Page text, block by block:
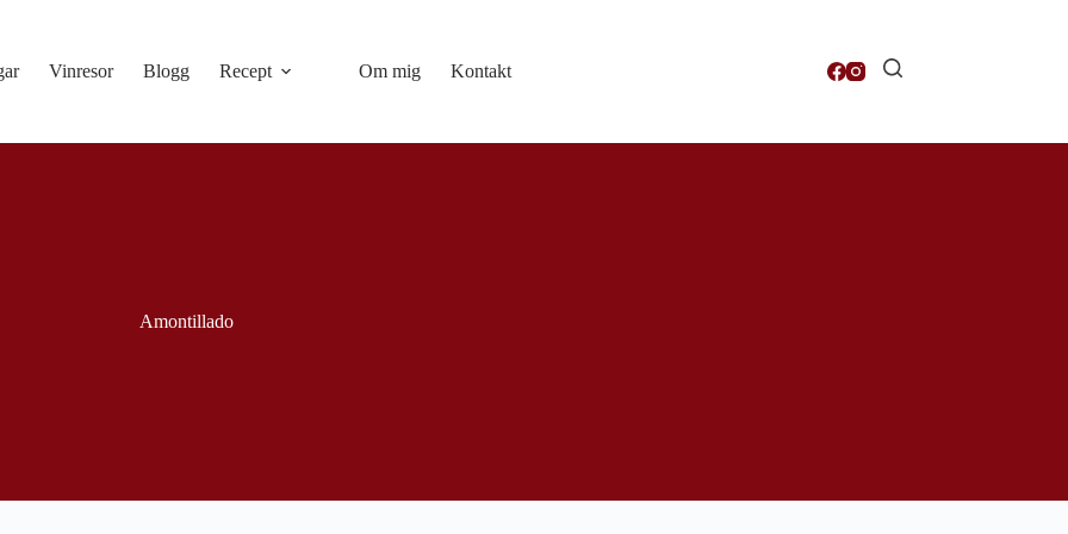
Vinresor Blogg Recept Om mig Kontakt
Amontillado